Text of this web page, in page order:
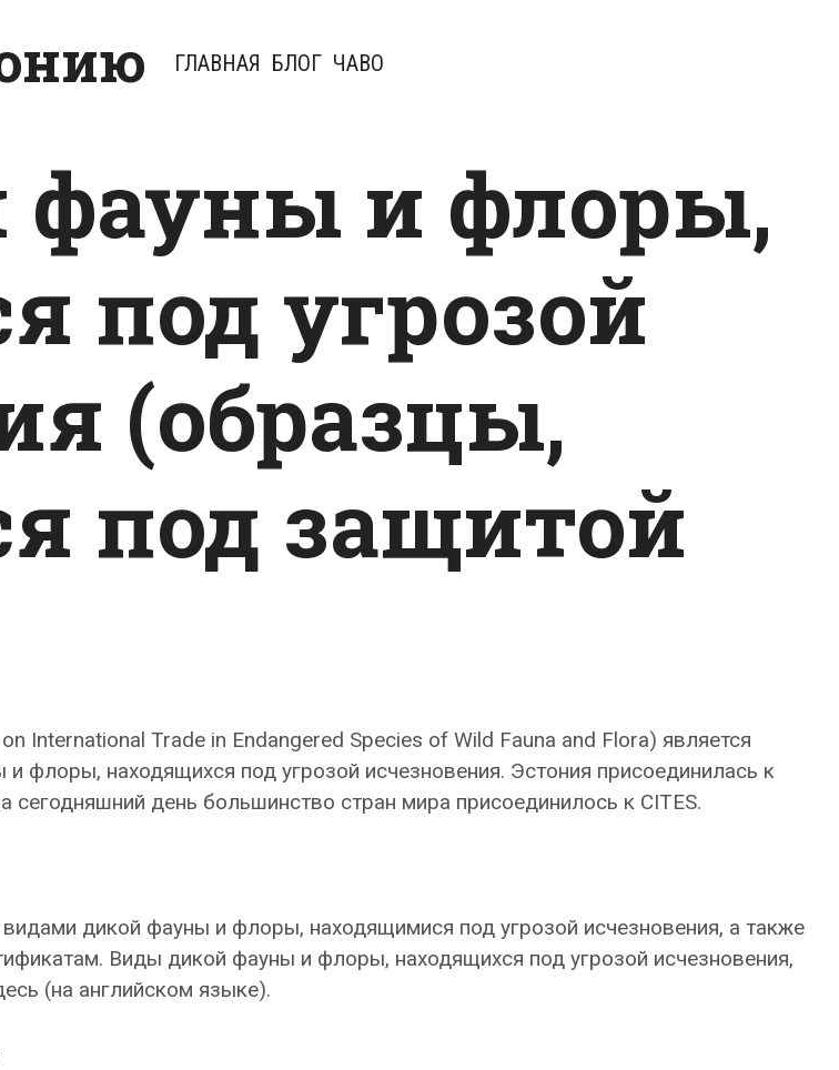
ГЛАВНАЯ БЛОГ ЧАВО
и флоры,
под угрозой
(образцы,
под защитой
International Trade in Endangered Species of Wild Fauna and Flora) является
флоры, находящихся под угрозой исчезновения. Эстония присоединилась к
сегодняшний день большинство стран мира присоединилось к CITES.
дикой фауны и флоры, находящимися под угрозой исчезновения, а также
Виды дикой фауны и флоры, находящихся под угрозой исчезновения,
(на английском языке).